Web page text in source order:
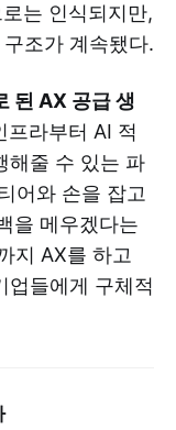
는 인식되지만,
조가 계속됐다.
된 AX 공급 생
프라부터 AI 적
해줄 수 있는 파
어와 손을 잡고
을 메우겠다는
지 AX를 하고
업들에게 구체적